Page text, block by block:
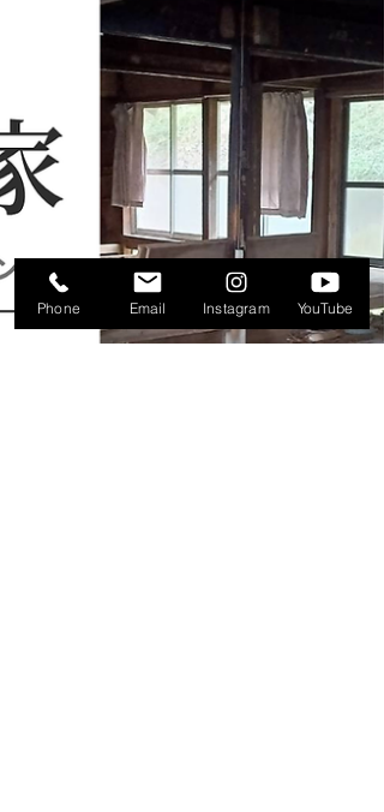
がおしゃれなカフェになること。 私たちの
夢でもありました。 とても嬉しい気持ちで
いっぱいです。 そして、おめでとうござい
ます！！ プレオープンにもご招待いただき
ありがとうございました。 美味しいお食事
にほっこり。 もう常連客確定です（笑）
11/21(金)にいよいよ、オープンです！ 11/21、
22、23と営業。予約制になりますので イン
タグラムをご確認の上、ご予約をよろしく
願いいたします。 (フジモホームインスタグ
ラムからどうぞ) またワンちゃんも同伴可能
です。 同じ敷地にドッグシャンプーとペッ
Phone Email Instagram YouTube